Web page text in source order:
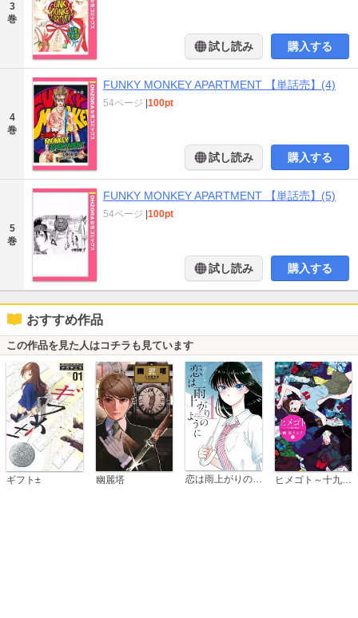
3
巻
試し読み 購入する
4
巻
FUNKY MONKEY APARTMENT 【単話売】(4)
54ページ 100pt
試し読み 購入する
5
巻
FUNKY MONKEY APARTMENT 【単話売】(5)
54ページ 100pt
試し読み 購入する
おすすめ作品
この作品を見た人はコチラも見ています
ギフト± 幽麗塔 恋は雨上がりのように